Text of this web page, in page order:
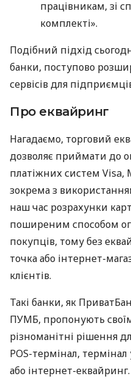
працівникам, зі
комплекті».
Подібний підхід
банки, поступово
сервісів для
Про еквайринг
Нагадаємо, торговий
дозволяє приймати до
платіжних систем Visa,
зокрема з
наш час розрахунки
поширеним способом
покупців, тому без
точка або інтернет-
клієнтів.
Такі банки, як
ПУМБ, пропонують
різноманітні рішення
POS-термінал,
або інтернет-еквайринг.